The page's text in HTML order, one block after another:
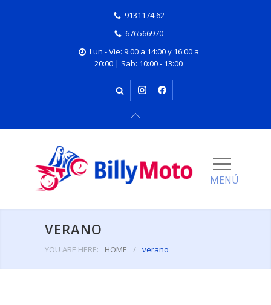
9131174 62
676566970
Lun - Vie: 9:00 a 14:00 y 16:00 a
20:00 | Sab: 10:00 - 13:00
VERANO
YOU ARE HERE: HOME / verano